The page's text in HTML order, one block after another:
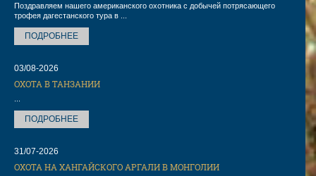
Поздравляем нашего американского охотника с добычей потрясающего
трофея дагестанского тура в ...
ПОДРОБНЕЕ
03/08-2026
ОХОТА В ТАНЗАНИИ
ПОДРОБНЕЕ
31/07-2026
ОХОТА НА ХАНГАЙСКОГО АРГАЛИ В МОНГОЛИИ